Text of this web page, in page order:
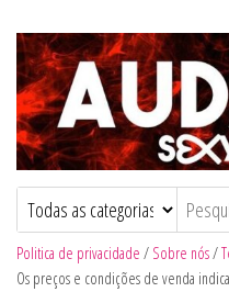
Audacia Sexy Shop
Politica de privacidade / Sobre nós/
Os preços e condições de venda